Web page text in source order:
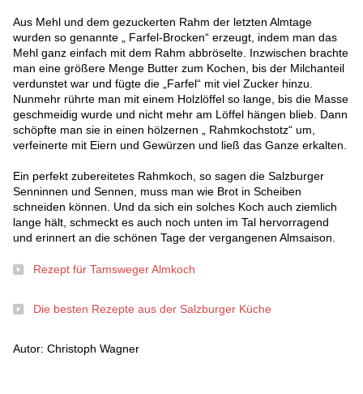
Aus Mehl und dem gezuckerten Rahm der letzten Almtage
wurden so genannte „ Farfel-Brocken“ erzeugt, indem man das
Mehl ganz einfach mit dem Rahm abbröselte. Inzwischen brachte
man eine größere Menge Butter zum Kochen, bis der Milchanteil
verdunstet war und fügte die „Farfel“ mit viel Zucker hinzu.
Nunmehr rührte man mit einem Holzlöffel so lange, bis die Masse
geschmeidig wurde und nicht mehr am Löffel hängen blieb. Dann
schöpfte man sie in einen hölzernen „ Rahmkochstotz“ um,
verfeinerte mit Eiern und Gewürzen und ließ das Ganze erkalten.
Ein perfekt zubereitetes Rahmkoch, so sagen die Salzburger
Senninnen und Sennen, muss man wie Brot in Scheiben
schneiden können. Und da sich ein solches Koch auch ziemlich
lange hält, schmeckt es auch noch unten im Tal hervorragend
und erinnert an die schönen Tage der vergangenen Almsaison.
Rezept für Tamsweger Almkoch
Die besten Rezepte aus der Salzburger Küche
Autor: Christoph Wagner